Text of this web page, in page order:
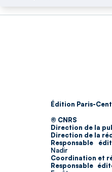
Édition Paris-
© CNRS
Direction de la
Direction de la
Responsable
Nadir
Coordination et
Responsable